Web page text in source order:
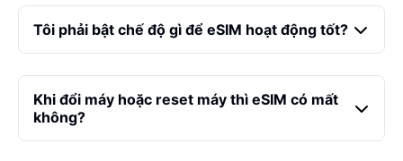
Tôi phải bật chế độ gì để eSIM hoạt động tốt?
Khi đổi máy hoặc reset máy thì eSIM có mất
không?